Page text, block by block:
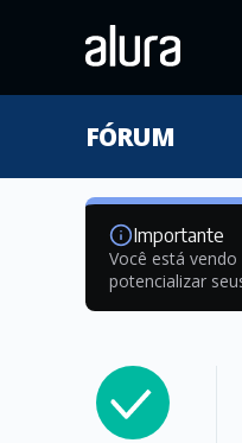
FÓRUM
Importante
Você está
potencializar